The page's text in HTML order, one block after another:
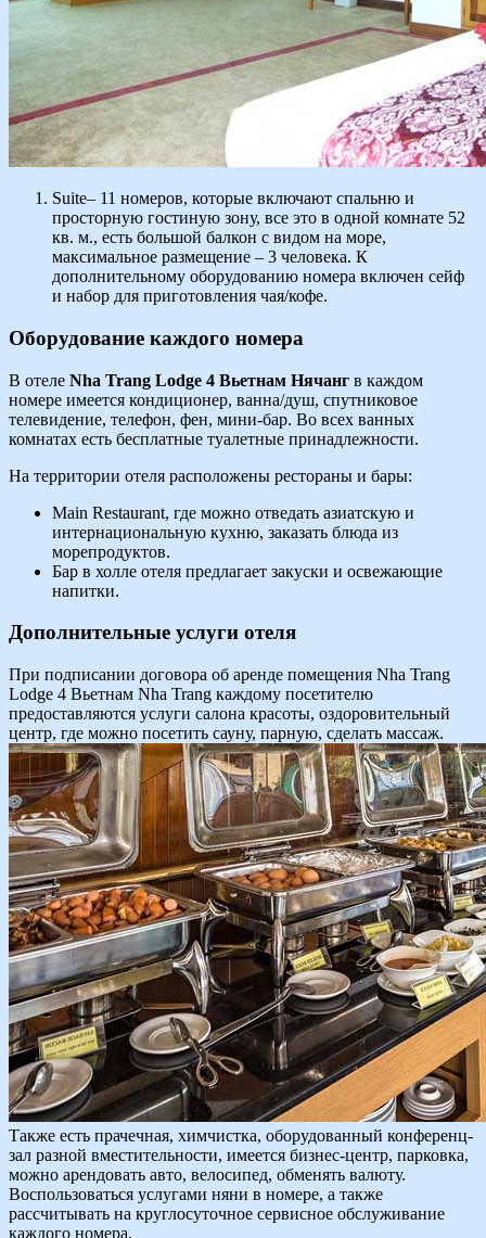
Suite– 11 номеров, которые включают спальню и
просторную гостиную зону, все это в одной комнате 52
кв. м., есть большой балкон с видом на море,
максимальное размещение – 3 человека. К
дополнительному оборудованию номера включен сейф
и набор для приготовления чая/кофе.
Оборудование каждого номера
В отеле Nha Trang Lodge 4 Вьетнам Нячанг в каждом
номере имеется кондиционер, ванна/душ, спутниковое
телевидение, телефон, фен, мини-бар. Во всех ванных
комнатах есть бесплатные туалетные принадлежности.
На территории отеля расположены рестораны и бары:
Main Restaurant, где можно отведать азиатскую и
интернациональную кухню, заказать блюда из
морепродуктов.
Бар в холле отеля предлагает закуски и освежающие
напитки.
Дополнительные услуги отеля
При подписании договора об аренде помещения Nha Trang
Lodge 4 Вьетнам Nha Trang каждому посетителю
предоставляются услуги салона красоты, оздоровительный
центр, где можно посетить сауну, парную, сделать массаж.
Также есть прачечная, химчистка, оборудованный конференц-
зал разной вместительности, имеется бизнес-центр, парковка,
можно арендовать авто, велосипед, обменять валюту.
Воспользоваться услугами няни в номере, а также
рассчитывать на круглосуточное сервисное обслуживание
каждого номера.